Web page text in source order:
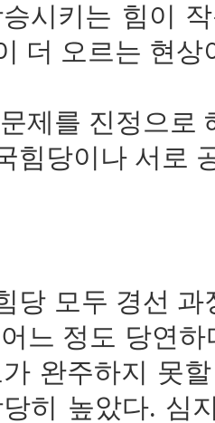
시키는 힘이
더 오르는 현
제를 진정으로
힘당이나 서로
당 모두 경선
느 정도 당연
완주하지 못
히 높았다. 심